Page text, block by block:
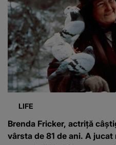
LIFE
Brenda Fricker, actriță
vârsta de 81 de ani. A